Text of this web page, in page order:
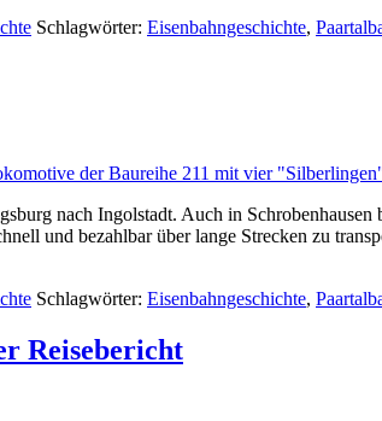
Schlagwörter: Eisenbahngeschichte,
nach Ingolstadt. Auch in
und bezahlbar über lange Strecken zu
Schlagwörter: Eisenbahngeschichte,
Reisebericht